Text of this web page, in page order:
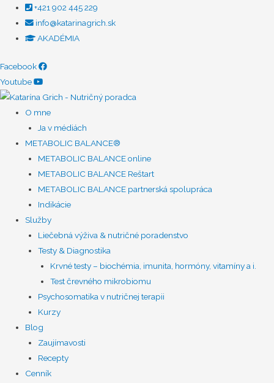
+421 902 445 229
info@katarinagrich.sk
AKADÉMIA
Facebook
Youtube
O mne
Ja v médiách
METABOLIC BALANCE®
METABOLIC BALANCE online
METABOLIC BALANCE Reštart
METABOLIC BALANCE partnerská spolupráca
Indikácie
Služby
Liečebná výživa & nutričné poradenstvo
Testy & Diagnostika
Krvné testy – biochémia, imunita, hormóny, vitamíny a i.
Test črevného mikrobiomu
Psychosomatika v nutričnej terapii
Kurzy
Blog
Zaujímavosti
Recepty
Cenník